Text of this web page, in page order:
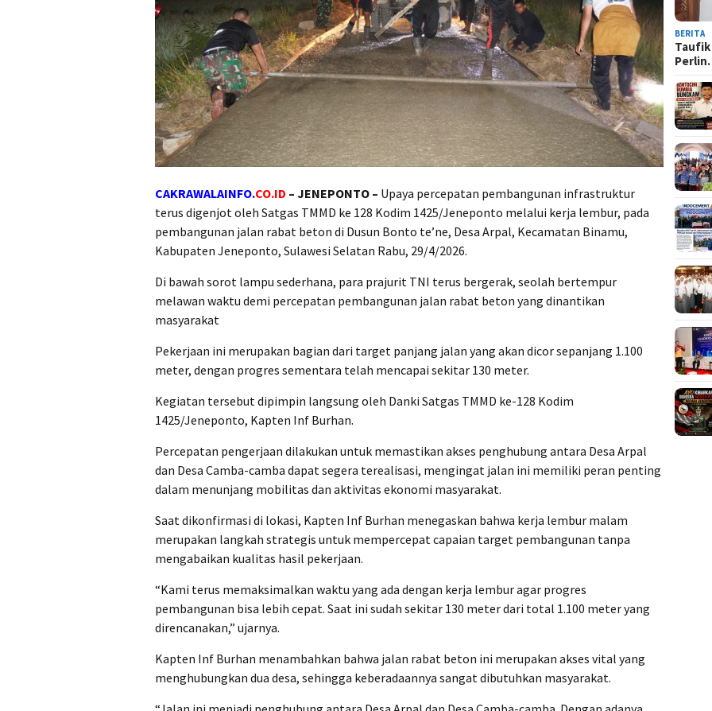
CAKRAWALAINFO.CO.ID – JENEPONTO – Upaya percepatan pembangunan infrastruktur
terus digenjot oleh Satgas TMMD ke 128 Kodim 1425/Jeneponto melalui kerja lembur, pada
pembangunan jalan rabat beton di Dusun Bonto te’ne, Desa Arpal, Kecamatan Binamu,
Kabupaten Jeneponto, Sulawesi Selatan Rabu, 29/4/2026.
Di bawah sorot lampu sederhana, para prajurit TNI terus bergerak, seolah bertempur
melawan waktu demi percepatan pembangunan jalan rabat beton yang dinantikan
masyarakat
Pekerjaan ini merupakan bagian dari target panjang jalan yang akan dicor sepanjang 1.100
meter, dengan progres sementara telah mencapai sekitar 130 meter.
Kegiatan tersebut dipimpin langsung oleh Danki Satgas TMMD ke-128 Kodim
1425/Jeneponto, Kapten Inf Burhan.
Percepatan pengerjaan dilakukan untuk memastikan akses penghubung antara Desa Arpal
dan Desa Camba-camba dapat segera terealisasi, mengingat jalan ini memiliki peran penting
dalam menunjang mobilitas dan aktivitas ekonomi masyarakat.
Saat dikonfirmasi di lokasi, Kapten Inf Burhan menegaskan bahwa kerja lembur malam
merupakan langkah strategis untuk mempercepat capaian target pembangunan tanpa
mengabaikan kualitas hasil pekerjaan.
“Kami terus memaksimalkan waktu yang ada dengan kerja lembur agar progres
pembangunan bisa lebih cepat. Saat ini sudah sekitar 130 meter dari total 1.100 meter yang
direncanakan,” ujarnya.
Kapten Inf Burhan menambahkan bahwa jalan rabat beton ini merupakan akses vital yang
menghubungkan dua desa, sehingga keberadaannya sangat dibutuhkan masyarakat.
BERITA
Taufik